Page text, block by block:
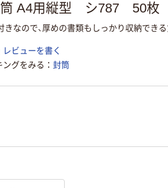
筒 A4用縦型 シ787 50枚
なので、厚めの書類もしっかり収納できる
レビューを書く
ングをみる 封筒